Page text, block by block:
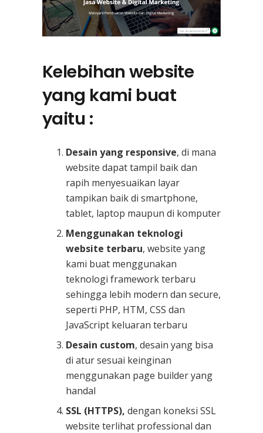
Kelebihan website
yang kami buat
yaitu :
Desain yang responsive, di mana
website dapat tampil baik dan
rapih menyesuaikan layar
tampikan baik di smartphone,
tablet, laptop maupun di komputer
Menggunakan teknologi
website terbaru, website yang
kami buat menggunakan
teknologi framework terbaru
sehingga lebih modern dan secure,
seperti PHP, HTM, CSS dan
JavaScript keluaran terbaru
Desain custom, desain yang bisa
di atur sesuai keinginan
menggunakan page builder yang
handal
SSL (HTTPS), dengan koneksi SSL
website terlihat professional dan